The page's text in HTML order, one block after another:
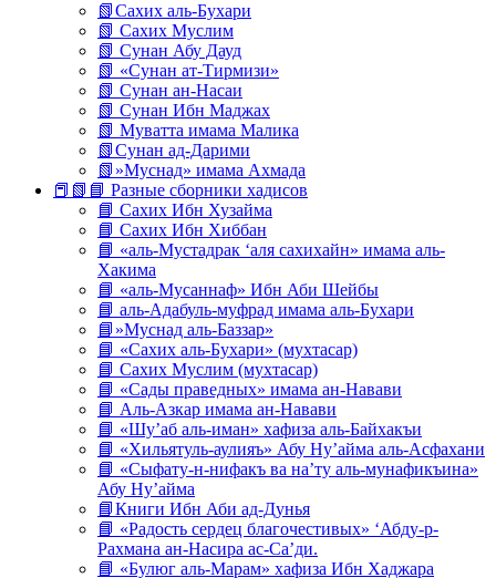
📗Сахих аль-Бухари
📗 Сахих Муслим
📗 Сунан Абу Дауд
📗 «Сунан ат-Тирмизи»
📗 Сунан ан-Насаи
📗 Сунан Ибн Маджах
📗 Муватта имама Малика
📗Сунан ад-Дарими
📗»Муснад» имама Ахмада
📕📗📘 Разные сборники хадисов
📘 Сахих Ибн Хузайма
📘 Сахих Ибн Хиббан
📘 «аль-Мустадрак ‘аля сахихайн» имама аль-
Хакима
📘 «аль-Мусаннаф» Ибн Аби Шейбы
📘 аль-Адабуль-муфрад имама аль-Бухари
📘»Муснад аль-Баззар»
📘 «Сахих аль-Бухари» (мухтасар)
📘 Сахих Муслим (мухтасар)
📘 «Сады праведных» имама ан-Навави
📘 Аль-Азкар имама ан-Навави
📘 «Шу’аб аль-иман» хафиза аль-Байхакъи
📘 «Хильятуль-аулияъ» Абу Ну’айма аль-Асфахани
📘 «Сыфату-н-нифакъ ва на’ту аль-мунафикъина»
Абу Ну’айма
📘Книги Ибн Аби ад-Дунья
📘 «Радость сердец благочестивых» ‘Абду-р-
Рахмана ан-Насира ас-Са’ди.
📘 «Булюг аль-Марам» хафиза Ибн Хаджара